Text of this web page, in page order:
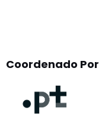
Coordenado Por